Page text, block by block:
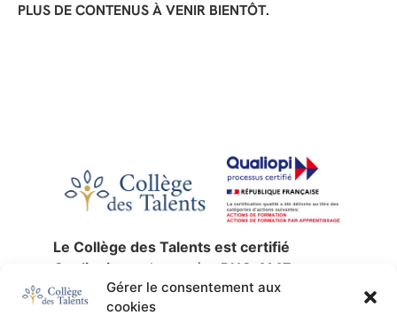
Gérer le consentement aux
cookies
PLUS DE CONTENUS À VENIR BIENTÔT.
Le Collège des Talents est certifié
Qualiopi sous le numéro RNQ 4147
jusqu’au30 décembre 2027.
La certification qualité a été délivrée au